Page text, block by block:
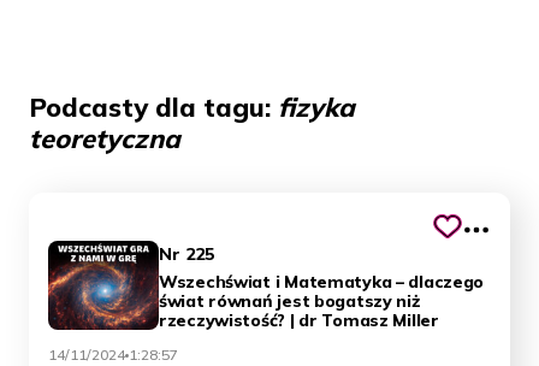
Podcasty dla tagu: fizyka
teoretyczna
Nr 225
Wszechświat i Matematyka – dlaczego
świat równań jest bogatszy niż
rzeczywistość? | dr Tomasz Miller
14/11/2024 1:28:57